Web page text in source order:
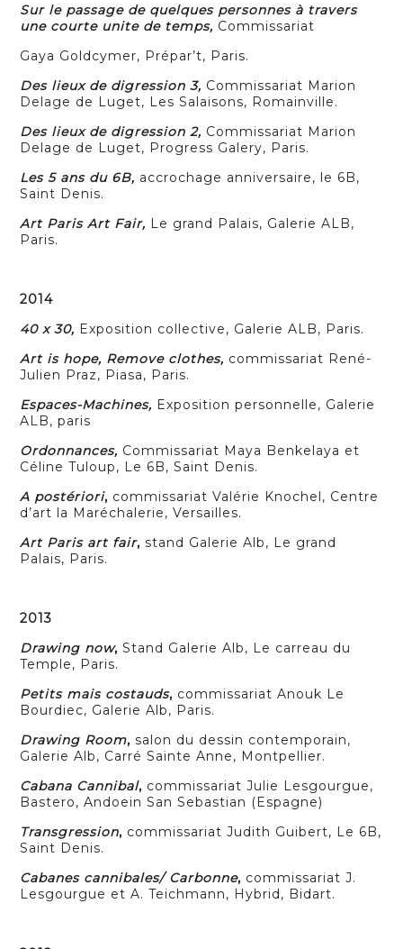
Sur le passage de quelques personnes à travers
une courte unite de temps, Commissariat
Gaya Goldcymer, Prépar’t, Paris.
Des lieux de digression 3, Commissariat Marion
Delage de Luget, Les Salaisons, Romainville.
Des lieux de digression 2, Commissariat Marion
Delage de Luget, Progress Galery, Paris.
Les 5 ans du 6B, accrochage anniversaire, le 6B,
Saint Denis.
Art Paris Art Fair, Le grand Palais, Galerie ALB,
Paris.
2014
40 x 30, Exposition collective, Galerie ALB, Paris.
Art is hope, Remove clothes, commissariat René-
Julien Praz, Piasa, Paris.
Espaces-Machines, Exposition personnelle, Galerie
ALB, paris
Ordonnances, Commissariat Maya Benkelaya et
Céline Tuloup, Le 6B, Saint Denis.
A postériori, commissariat Valérie Knochel, Centre
d’art la Maréchalerie, Versailles.
Art Paris art fair, stand Galerie Alb, Le grand
Palais, Paris.
2013
Drawing now, Stand Galerie Alb, Le carreau du
Temple, Paris.
Petits mais costauds, commissariat Anouk Le
Bourdiec, Galerie Alb, Paris.
Drawing Room, salon du dessin contemporain,
Galerie Alb, Carré Sainte Anne, Montpellier.
Cabana Cannibal, commissariat Julie Lesgourgue,
Bastero, Andoein San Sebastian (Espagne)
Transgression, commissariat Judith Guibert, Le 6B,
Saint Denis.
Cabanes cannibales/ Carbonne, commissariat J.
Lesgourgue et A. Teichmann, Hybrid, Bidart.